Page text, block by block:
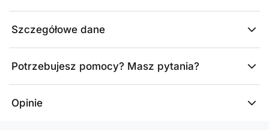
Szczegółowe dane
Potrzebujesz pomocy? Masz pytania?
Opinie